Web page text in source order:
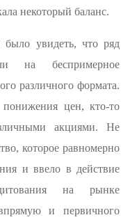
некоторый баланс.
увидеть, что ряд
на беспримерное
различного формата.
цен, кто-то
акциями. Не
которое равномерно
и ввело в действие
на рынке
и первичного